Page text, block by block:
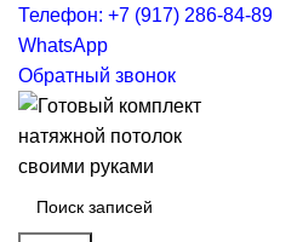
Телефон: +7 (917) 286-84-89
WhatsApp
Обратный звонок